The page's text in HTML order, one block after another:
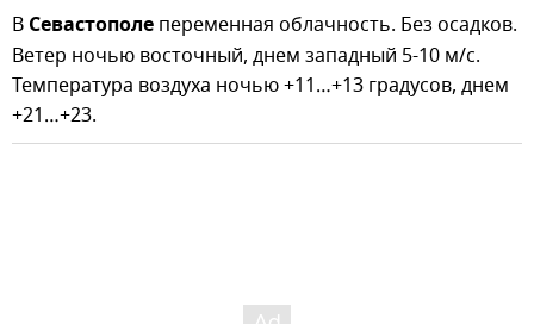
В Севастополе переменная облачность. Без осадков.
Ветер ночью восточный, днем западный 5-10 м/с.
Температура воздуха ночью +11…+13 градусов, днем
+21…+23.